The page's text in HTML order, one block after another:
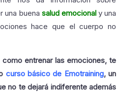
una buena salud emocionaly una
hace que el cuerpo no
entrenar las emociones, te
curso básico de Emotraining, un
no te dejará indiferente además